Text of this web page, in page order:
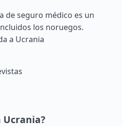
de seguro médico es un
los noruegos.
a Ucrania
Ucrania?